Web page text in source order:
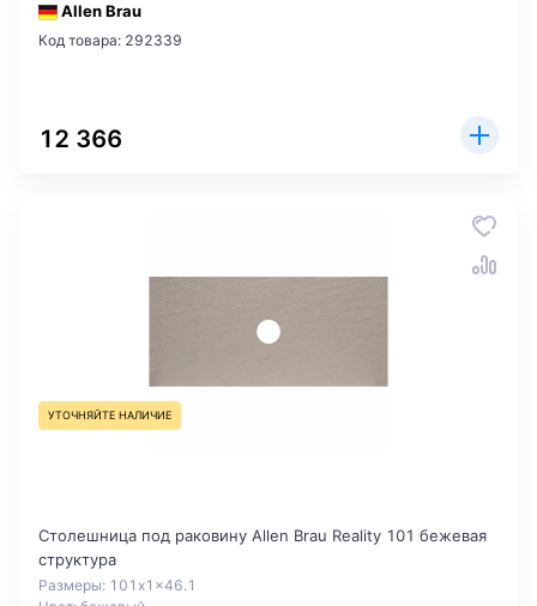
Allen Brau
Код товара: 292339
12 366
УТОЧНЯЙТЕ НАЛИЧИЕ
Столешница под раковину Allen Brau Reality 101 бежевая
структура
Размеры: 101x1x46.1